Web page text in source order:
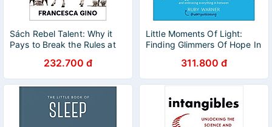
Sách Rebel Talent: Why it
Pays to Break the Rules at
(Paperback)232.700 đ
Little Moments Of Light:
Finding Glimmers Of Hope In
311.800 đ